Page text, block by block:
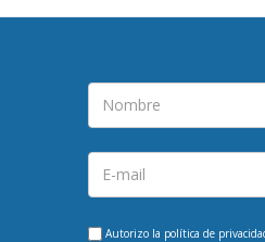
Autorizo la política de